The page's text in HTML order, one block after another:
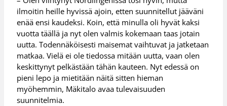
ilmoitin heille hyvissä ajoin, etten suunnitellut jääväni
enää ensi kaudeksi. Koin, että minulla oli hyvät kaksi
vuotta täällä ja nyt olen valmis kokemaan taas jotain
uutta. Todennäköisesti maisemat vaihtuvat ja jatketaan
matkaa. Vielä ei ole tiedossa mitään uutta, vaan olen
keskittynyt pelkästään tähän kauteen. Nyt edessä on
pieni lepo ja mietitään näitä sitten hieman
myöhemmin, Mäkitalo avaa tulevaisuuden
suunnitelmia.